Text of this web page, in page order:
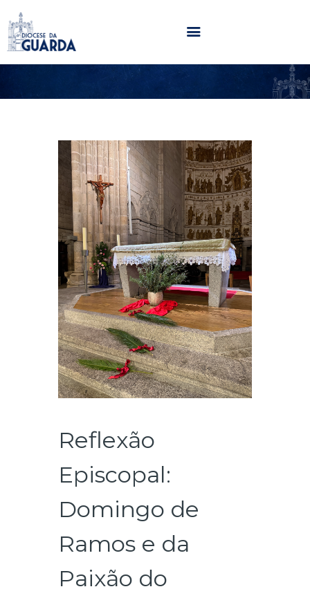
HOME
PARÓQUIAS
NOTÍCIAS
AGENDA
MULTIMÉDIA
SENTIR COM A IGREJA
CONTACTOS
Reflexão
Episcopal:
Domingo de
Ramos e da
Paixão do